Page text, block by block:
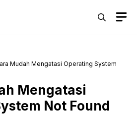
Mudah Mengatasi Operating System
Mengatasi
Not Found